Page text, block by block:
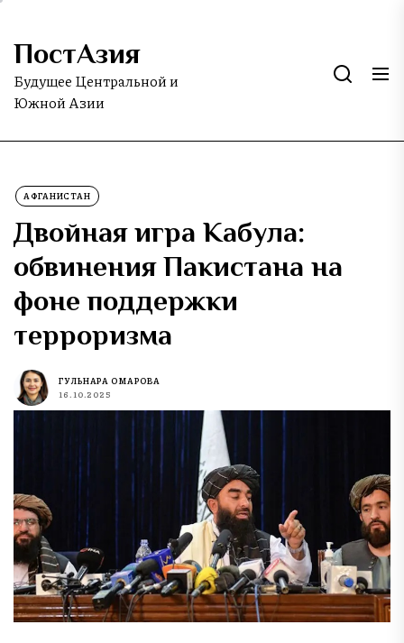
Skip
the
content
ПостАзия
Будущее Центральной и
Южной Азии
АФГАНИСТАН
Двойная игра Кабула:
обвинения Пакистана на
фоне поддержки
терроризма
ГУЛЬНАРА ОМАРОВА
16.10.2025